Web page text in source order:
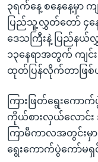
၃ရက်နေ့ စနေနေ့မှာ
ပြည်သူ့လွှတ်တော် ၄နေ
ဒေသကြီးနဲ့ ပြည်နယ်
၁၃နေရာအတွက် ကျင်း
ထုတ်ပြန်လိုက်တာဖြစ်
ကြားဖြတ်ရွေးကေ
ကိုယ်စားလှယ်လောင်
ကြာမီကာလအတွင်းမှ
ရွေးကောက်ပွဲကော်မရှ